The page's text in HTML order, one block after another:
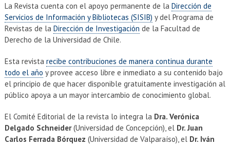
La Revista cuenta con el apoyo permanente de la Dirección de
Servicios de Información y Bibliotecas (SISIB) y del Programa de
Revistas de la Dirección de Investigación de la Facultad de
Derecho de la Universidad de Chile.
Esta revista recibe contribuciones de manera continua durante
todo el año y provee acceso libre e inmediato a su contenido bajo
el principio de que hacer disponible gratuitamente investigación al
público apoya a un mayor intercambio de conocimiento global.
El Comité Editorial de la revista lo integra la Dra. Verónica
Delgado Schneider(Universidad de Concepción), el Dr. Juan
Carlos Ferrada Bórquez (Universidad de Valparaíso), el Dr. Iván